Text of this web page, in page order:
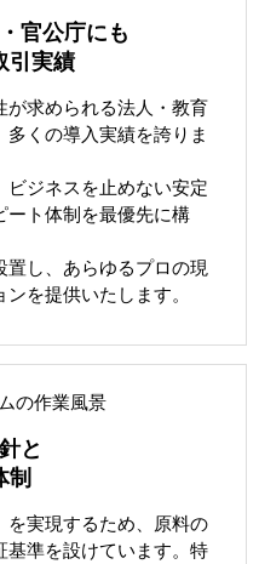
官公庁にも
引実績
が求められる法人・教育
くの導入実績を誇りま
ジネスを止めない安定
ート体制を最優先に構
し、あらゆるプロの現
を提供いたします。
と
制
を実現するため、原料の
基準を設けています。特